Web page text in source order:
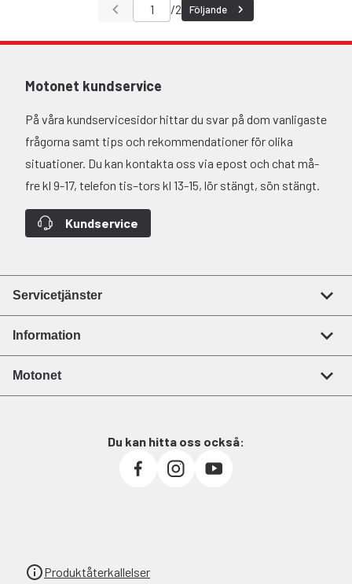
/2 Följande
Motonet kundservice
På våra kundservicesidor hittar du svar på dom vanligaste
frågorna samt tips och rekommendationer för olika
situationer. Du kan kontakta oss via epost och chat må-
fre kl 9-17, telefon tis–tors kl 13-15, lör stängt, sön stängt.
Kundservice
Servicetjänster
Information
Motonet
Du kan hitta oss också:
Produktåterkallelser